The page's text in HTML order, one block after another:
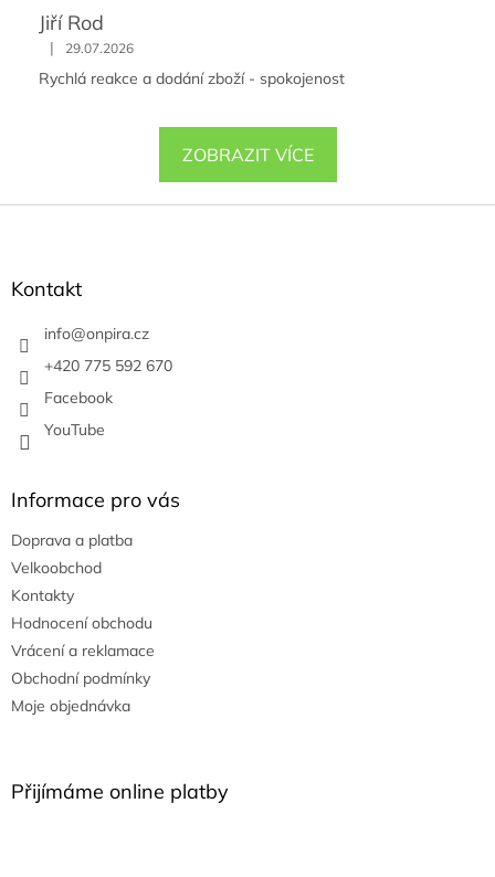
Jiří Rod
| 29.07.2026
Rychlá reakce a dodání zboží - spokojenost
ZOBRAZIT VÍCE
Z
Kontakt
info@onpira.cz
+420 775 592 670
Facebook
YouTube
Informace pro vás
Doprava a platba
Velkoobchod
Kontakty
Hodnocení obchodu
Vrácení a reklamace
Obchodní podmínky
Moje objednávka
Přijímáme online platby